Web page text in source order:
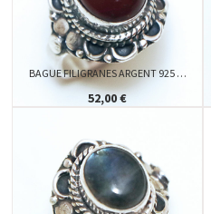
BAGUE FILIGRANES ARGENT 925 …
52,00 €